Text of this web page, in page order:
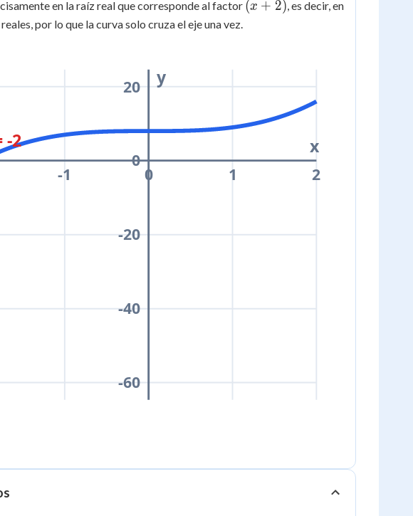
en la raíz real que corresponde al factor (x+2)
(x + 2), es decir, en
por lo que la curva solo cruza el eje una vez.
-1 0 1 2
-60
-40
-20
0
20
x
y
-2